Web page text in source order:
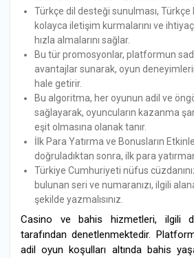
Türkçe dil desteği sunulması, Türkçe
kolayca iletişim kurmalarını ve
hızla almalarını sağlar.
Bu tür promosyonlar, platformun
avantajlar sunarak, oyun
hale getirir.
Bu algoritma, her oyunun adil ve
sağlayarak, oyuncuların kazanma
eşit olmasına olanak tanır.
İlk Para Yatırma ve Bonusların
doğruladıktan sonra, ilk para
Türkiye Cumhuriyeti nüfus
bulunan seri ve numaranızı, ilgili
şekilde yazmalısınız.
Casino ve bahis hizmetleri, ilgili
tarafından denetlenmektedir.
adil oyun koşulları altında bahis